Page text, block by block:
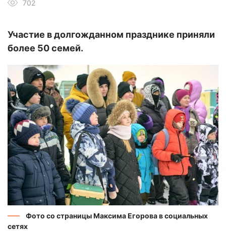
702
Участие в долгожданном празднике приняли
более 50 семей.
Фото со страницы Максима Егорова в социальных
сетях